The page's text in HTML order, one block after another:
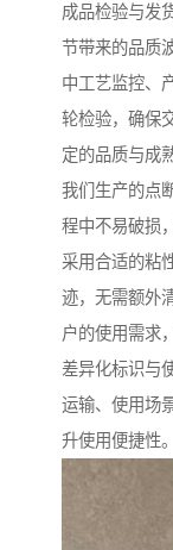
成品检验与发
节带来的品质
中工艺监控、
轮检验，确保
定的品质与成
我们生产的点
程中不易破损
采用合适的粘
迹，无需额外
户的使用需求
差异化标识与
运输、使用场
升使用便捷性。